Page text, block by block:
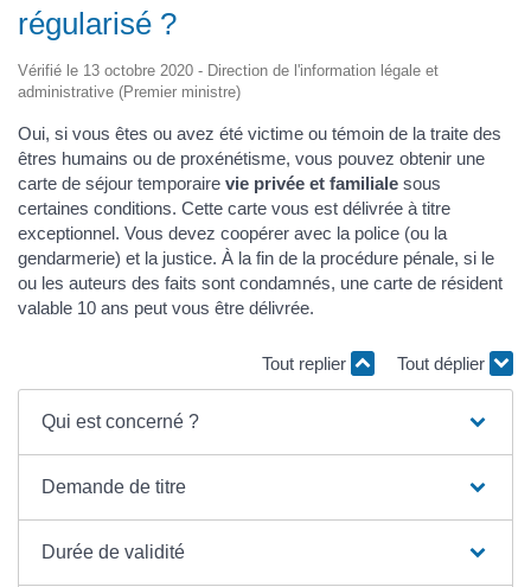
régularisé ?
Vérifié le 13 octobre 2020 - Direction de l'information légale et
administrative (Premier ministre)
Oui, si vous êtes ou avez été victime ou témoin de la traite des
êtres humains ou de proxénétisme, vous pouvez obtenir une
carte de séjour temporaire vie privée et familiale sous
certaines conditions. Cette carte vous est délivrée à titre
exceptionnel. Vous devez coopérer avec la police (ou la
gendarmerie) et la justice. À la fin de la procédure pénale, si le
ou les auteurs des faits sont condamnés, une carte de résident
valable 10 ans peut vous être délivrée.
Tout replier Tout déplier
Qui est concerné ?
Demande de titre
Durée de validité